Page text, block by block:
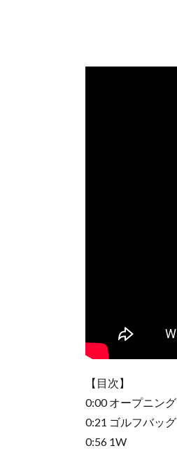
【目次】
0:00 オープニング
0:21 ゴルフバッグ
0:56 1W